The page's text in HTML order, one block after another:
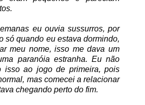
eu ouvia sussurros, por
só quando eu estava dormindo,
meu nome, isso me dava um
paranóia estranha. Eu não
isso ao jogo de primeira, pois
mas comecei a relacionar
chegando perto do fim.